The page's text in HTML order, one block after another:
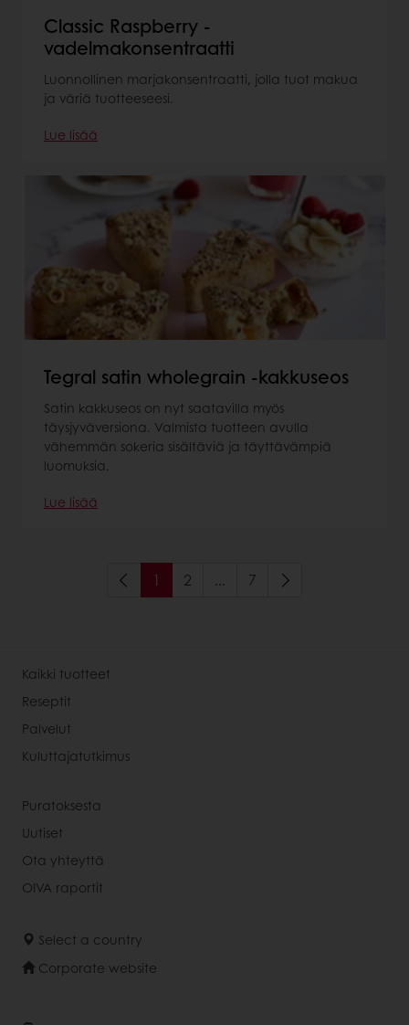
Classic Raspberry -
vadelmakonsentraatti
Luonnollinen marjakonsentraatti, jolla tuot makua
ja väriä tuotteeseesi.
Lue lisää
Tegral satin wholegrain -kakkuseos
Satin kakkuseos on nyt saatavilla myös
täysjyväversiona. Valmista tuotteen avulla
vähemmän sokeria sisältäviä ja täyttävämpiä
luomuksia.
Lue lisää
1 2 ... 7
Kaikki tuotteet
Reseptit
Palvelut
Kuluttajatutkimus
Puratoksesta
Uutiset
Ota yhteyttä
OIVA raportit
Select a country
Corporate website